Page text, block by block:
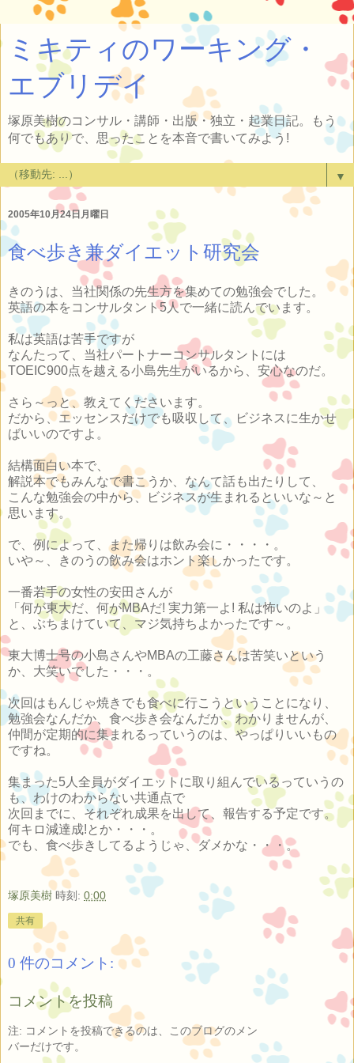
ミキティのワーキング・
エブリデイ
塚原美樹のコンサル・講師・出版・独立・起業日記。もう
何でもありで、思ったことを本音で書いてみよう!
▼
2005年10月24日月曜日
食べ歩き兼ダイエット研究会
きのうは、当社関係の先生方を集めての勉強会でした。
英語の本をコンサルタント5人で一緒に読んでいます。
私は英語は苦手ですが
なんたって、当社パートナーコンサルタントには
TOEIC900点を越える小島先生がいるから、安心なのだ。
さら～っと、教えてくださいます。
だから、エッセンスだけでも吸収して、ビジネスに生かせ
ばいいのですよ。
結構面白い本で、
解説本でもみんなで書こうか、なんて話も出たりして、
こんな勉強会の中から、ビジネスが生まれるといいな～と
思います。
で、例によって、また帰りは飲み会に・・・・。
いや～、きのうの飲み会はホント楽しかったです。
一番若手の女性の安田さんが
「何が東大だ、何がMBAだ! 実力第一よ! 私は怖いのよ」
と、ぶちまけていて、マジ気持ちよかったです～。
東大博士号の小島さんやMBAの工藤さんは苦笑いという
か、大笑いでした・・・。
次回はもんじゃ焼きでも食べに行こうということになり、
勉強会なんだか、食べ歩き会なんだか、わかりませんが、
仲間が定期的に集まれるっていうのは、やっぱりいいもの
ですね。
集まった5人全員がダイエットに取り組んでいるっていうの
も、わけのわからない共通点で
次回までに、それぞれ成果を出して、報告する予定です。
何キロ減達成!とか・・・。
でも、食べ歩きしてるようじゃ、ダメかな・・・。
塚原美樹 時刻: 0:00
共有
0 件のコメント:
コメントを投稿
注: コメントを投稿できるのは、このブログのメン
バーだけです。